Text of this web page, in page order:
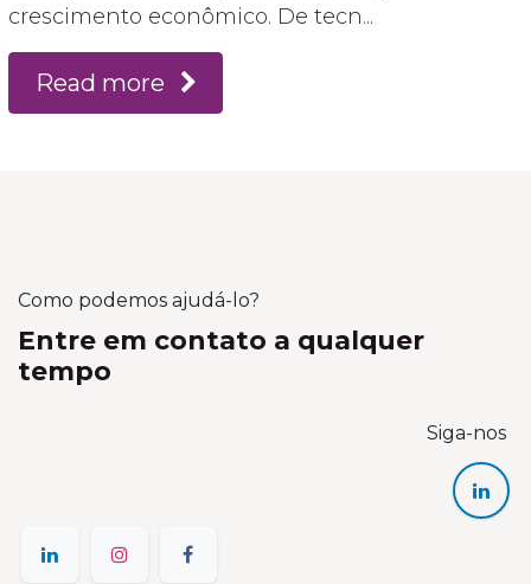
crescimento econômico. De tecn...
Read more
Como podemos ajudá-lo?
Entre em contato a qualquer
tempo
Siga-nos